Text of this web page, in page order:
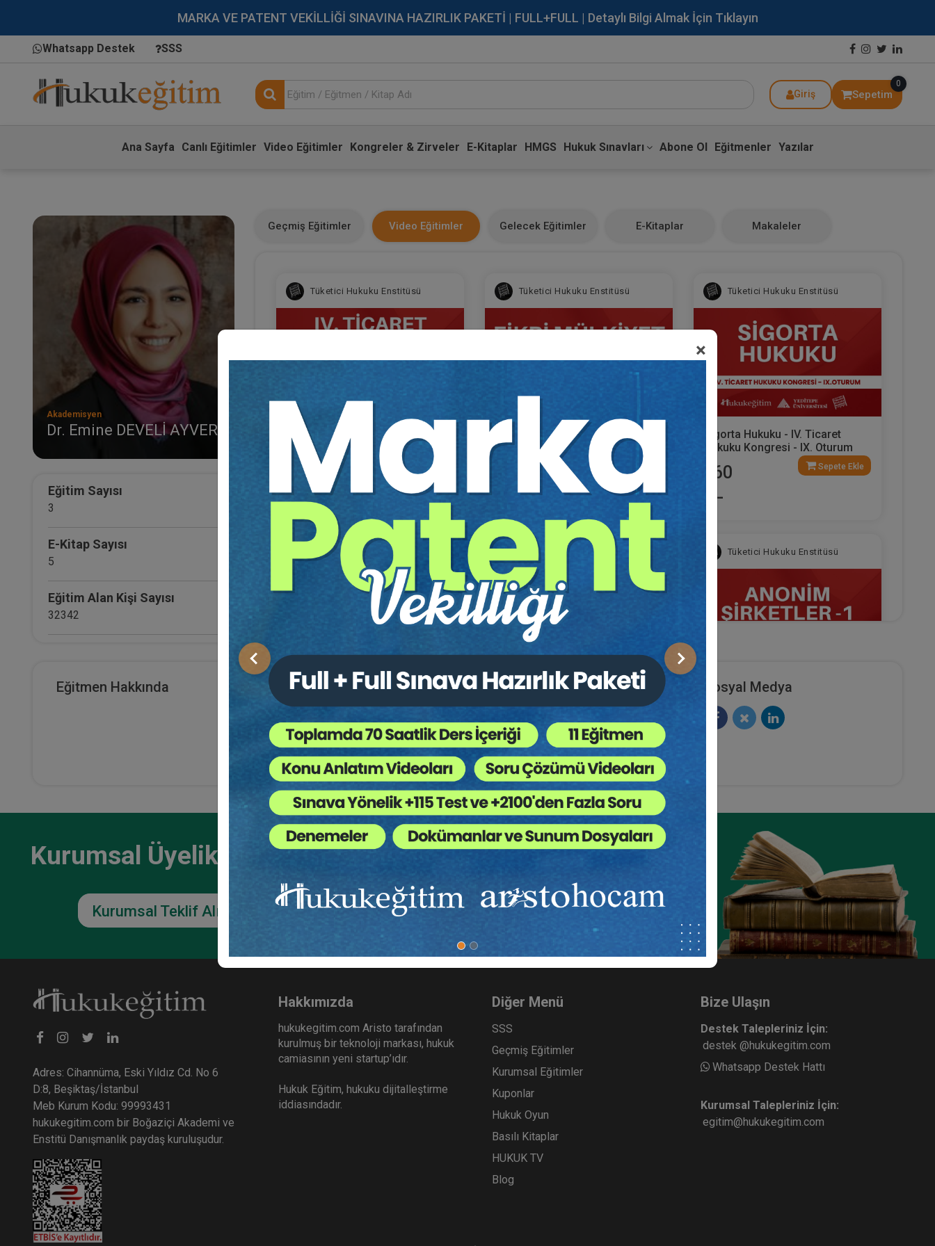
MARKA VE PATENT VEKİLLİĞİ SINAVINA HAZIRLIK PAKETİ | FULL+FULL | Detaylı Bilgi Almak İçin Tıklayın
Whatsapp Destek SSS
Giriş Sepetim
0
Ana Sayfa Canlı Eğitimler Video Eğitimler Kongreler & Zirveler E-Kitaplar HMGS Hukuk Sınavları Abone Ol Eğitmenler Yazılar
×
Önceki Sonraki
Akademisyen
Dr. Emine DEVELİ AYVERDİ
Eğitim Sayısı
3
E-Kitap Sayısı
5
Eğitim Alan Kişi Sayısı
32342
Geçmiş Eğitimler Video Eğitimler Gelecek Eğitimler E-Kitaplar Makaleler
Tüketici Hukuku Enstitüsü
IV. Ticaret Hukuku Kongresi -
Tüm Oturumlar (12 Oturum)
2592
TL
Sepete Ekle
Tüketici Hukuku Enstitüsü
Fikri Mülkiyet Hukuku - IV. Ticaret
Hukuku Kongresi - XI. Oturum
Sepete Ekle
Tüketici Hukuku Enstitüsü
Sigorta Hukuku - IV. Ticaret
Hukuku Kongresi - IX. Oturum
360
TL
Sepete Ekle
Tüketici Hukuku Enstitüsü
Ticaret Hukuku Kongresi - XII.
Oturum
360
TL
Sepete Ekle
Tüketici Hukuku Enstitüsü
Hukuku Kongresi - X. Oturum
360
TL
Sepete Ekle
Tüketici Hukuku Enstitüsü
Anonim Şirketler - 1 - IV. Ticaret
Hukuku Kongresi - VI. Oturum
360
Tüketici Hukuku Enstitüsü
Anonim Şirketler - 2 - IV. Ticaret
Hukuku Kongresi - VII. Oturum
360
Tüketici Hukuku Enstitüsü
Şirketler Hukuku - 2 - IV. Ticaret
Hukuku Kongresi - V. Oturum
360
TL
Tüketici Hukuku Enstitüsü
Anonim Şirketler - 3 - IV. Ticaret
Hukuku Kongresi - VIII. Oturum
360
Tüketici Hukuku Enstitüsü Tüketici Hukuku Enstitüsü
Eğitmen Hakkında Sosyal Medya
Kurumsal Üyelikler İçin
Kurumsal Teklif Alın
Ekibinizin hukuk bilgisini yükseltin, kaliteli içeriklerle size
Ekibinize, Hukuk Eğitim’in birbirinden kaliteli eğitimlerine
sınırsız erişim imkanı sunun.
Adres: Cihannüma, Eski Yıldız Cd. No 6
D:8, Beşiktaş/İstanbul
Meb Kurum Kodu: 99993431
hukukegitim.com bir Boğaziçi Akademi ve
Enstitü Danışmanlık paydaş kuruluşudur.
Hakkımızda
hukukegitim.com Aristo tarafından
kurulmuş bir teknoloji markası, hukuk
camiasının yeni startup’ıdır.
Hukuk Eğitim, hukuku dijitalleştirme
iddiasındadır.
Diğer Menü
SSS
Geçmiş Eğitimler
Kurumsal Eğitimler
Kuponlar
Hukuk Oyun
Basılı Kitaplar
HUKUK TV
Blog
Bize Ulaşın
Destek Talepleriniz İçin:
destek @hukukegitim.com
Whatsapp Destek Hattı
Kurumsal Talepleriniz İçin:
egitim@hukukegitim.com